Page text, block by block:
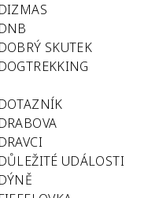
DIZMAS
DNB
DOBRÝ SKUTEK
DOGTREKKING
DOTAZNÍK
DRABOVA
DRAVCI
DŮLEŽITÉ UDÁLOSTI
DÝNĚ